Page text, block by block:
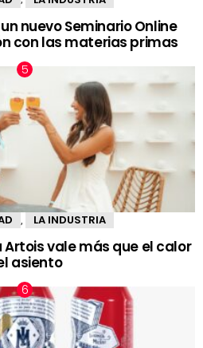
nuevo Seminario Online
con las materias primas
LA INDUSTRIA
Artois vale más que el calor
asiento